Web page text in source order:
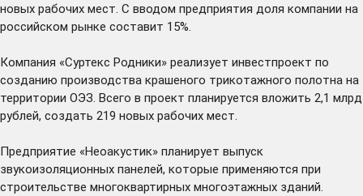
новых рабочих мест. С вводом предприятия доля компании на
российском рынке составит 15%.
Компания «Суртекс Родники» реализует инвестпроект по
созданию производства крашеного трикотажного полотна на
территории ОЭЗ. Всего в проект планируется вложить 2,1 млрд
рублей, создать 219 новых рабочих мест.
Предприятие «Неоакустик» планирует выпуск
звукоизоляционных панелей, которые применяются при
строительстве многоквартирных многоэтажных зданий.